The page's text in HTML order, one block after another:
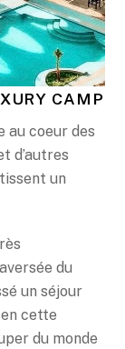
CAMP
au coeur des
d’autres
un
du
un séjour
cette
du monde